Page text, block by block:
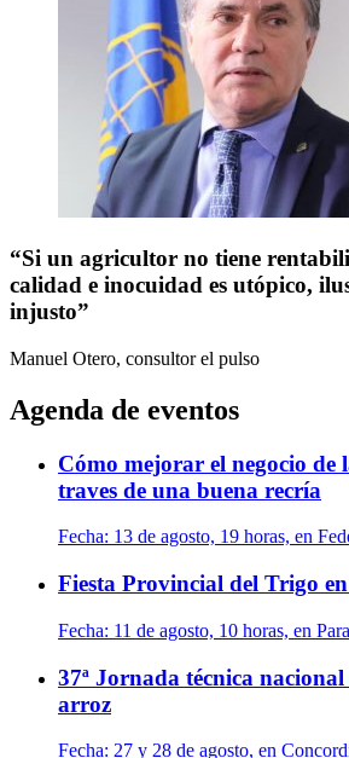
“Si un agricultor no tiene
calidad e inocuidad es utópico,
injusto”
Manuel Otero, consultor el pulso
Agenda de eventos
Cómo mejorar el negocio de
traves de una buena recría
Fecha: 13 de agosto, 19 horas, en
Fiesta Provincial del Trigo
Fecha: 11 de agosto, 10 horas, en
37ª Jornada técnica
arroz
Fecha: 27 y 28 de agosto, en